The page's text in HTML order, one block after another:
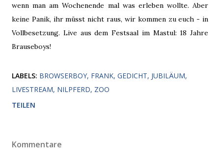
wenn man am Wochenende mal was erleben wollte. Aber
keine Panik, ihr müsst nicht raus, wir kommen zu euch - in
Vollbesetzung. Live aus dem Festsaal im Mastul: 18 Jahre
Brauseboys!
LABELS: BROWSERBOY FRANK GEDICHT JUBILÄUM
LIVESTREAM NILPFERD ZOO
TEILEN
Kommentare